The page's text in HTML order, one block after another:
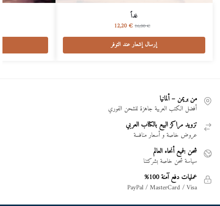
غداً
16,00€
12,20€
إرسال إشعار عند التوفر
من بريمن – ألمانيا
أفضل الكتب العربية جاهزة للشحن الفوري
تزويد مراكز البيع بالكتاب العربي
عروض خاصة و أسعار منافسة
شحن لجميع أنحاء العالم
سياسة شحن خاصة بشركتنا
عمليات دفع آمنة 100%
PayPal / MasterCard / Visa